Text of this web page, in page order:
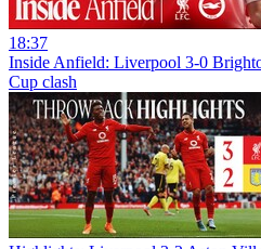
18:37
Inside Anfield: Liverpool 3-0
Cup clash